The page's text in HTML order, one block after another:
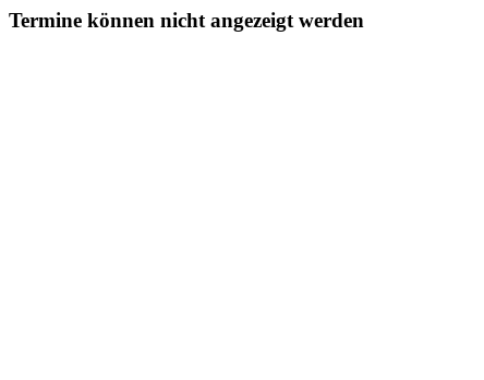
Termine können nicht angezeigt werden